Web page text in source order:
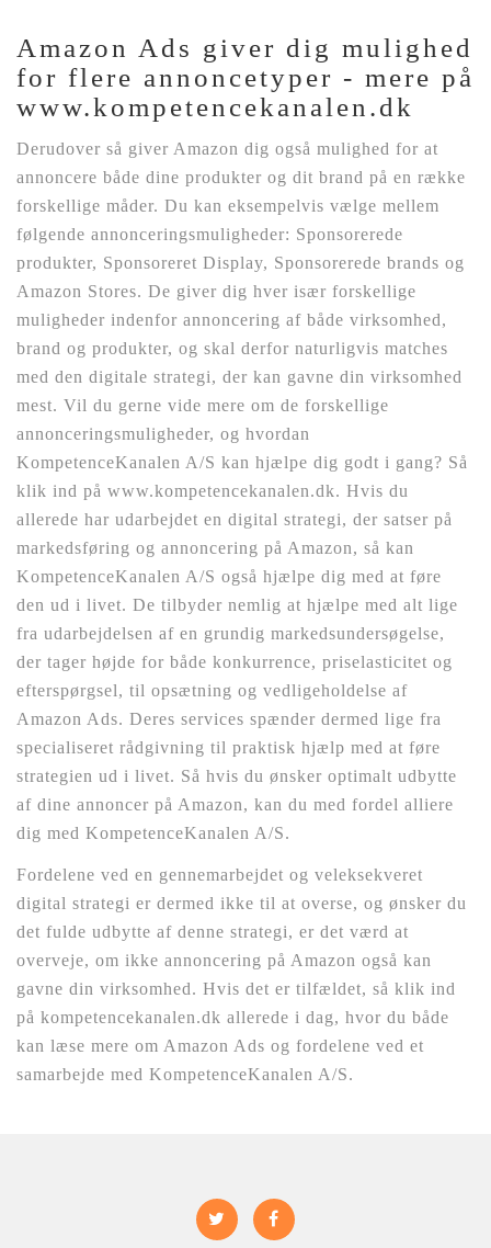
Amazon Ads giver dig mulighed
for flere annoncetyper - mere på
www.kompetencekanalen.dk
Derudover så giver Amazon dig også mulighed for at
annoncere både dine produkter og dit brand på en række
forskellige måder. Du kan eksempelvis vælge mellem
følgende annonceringsmuligheder: Sponsorerede
produkter, Sponsoreret Display, Sponsorerede brands og
Amazon Stores. De giver dig hver især forskellige
muligheder indenfor annoncering af både virksomhed,
brand og produkter, og skal derfor naturligvis matches
med den digitale strategi, der kan gavne din virksomhed
mest. Vil du gerne vide mere om de forskellige
annonceringsmuligheder, og hvordan
KompetenceKanalen A/S kan hjælpe dig godt i gang? Så
klik ind på www.kompetencekanalen.dk. Hvis du
allerede har udarbejdet en digital strategi, der satser på
markedsføring og annoncering på Amazon, så kan
KompetenceKanalen A/S også hjælpe dig med at føre
den ud i livet. De tilbyder nemlig at hjælpe med alt lige
fra udarbejdelsen af en grundig markedsundersøgelse,
der tager højde for både konkurrence, priselasticitet og
efterspørgsel, til opsætning og vedligeholdelse af
Amazon Ads. Deres services spænder dermed lige fra
specialiseret rådgivning til praktisk hjælp med at føre
strategien ud i livet. Så hvis du ønsker optimalt udbytte
af dine annoncer på Amazon, kan du med fordel alliere
dig med KompetenceKanalen A/S.
Fordelene ved en gennemarbejdet og veleksekveret
digital strategi er dermed ikke til at overse, og ønsker du
det fulde udbytte af denne strategi, er det værd at
overveje, om ikke annoncering på Amazon også kan
gavne din virksomhed. Hvis det er tilfældet, så klik ind
på kompetencekanalen.dk allerede i dag, hvor du både
kan læse mere om Amazon Ads og fordelene ved et
samarbejde med KompetenceKanalen A/S.